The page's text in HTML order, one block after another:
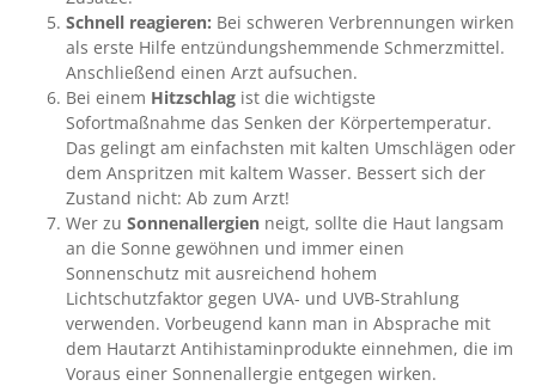
Schnell reagieren: Bei schweren Verbrennungen wirken
als erste Hilfe entzündungshemmende Schmerzmittel.
Anschließend einen Arzt aufsuchen.
Bei einem Hitzschlag ist die wichtigste
Sofortmaßnahme das Senken der Körpertemperatur.
Das gelingt am einfachsten mit kalten Umschlägen oder
dem Anspritzen mit kaltem Wasser. Bessert sich der
Zustand nicht: Ab zum Arzt!
Wer zu Sonnenallergien neigt, sollte die Haut langsam
an die Sonne gewöhnen und immer einen
Sonnenschutz mit ausreichend hohem
Lichtschutzfaktor gegen UVA- und UVB-Strahlung
verwenden. Vorbeugend kann man in Absprache mit
dem Hautarzt Antihistaminprodukte einnehmen, die im
Voraus einer Sonnenallergie entgegen wirken.